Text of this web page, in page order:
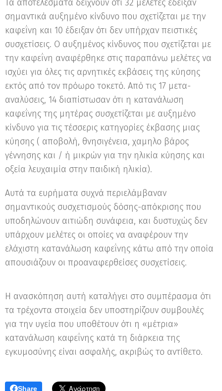
Τα αποτελέσματα δείχνουν ότι 32 μελέτες έδειξαν
σημαντικά αυξημένο κίνδυνο που σχετίζεται με την
καφεΐνη και 10 έδειξαν ότι δεν υπήρχαν πειστικές
συσχετίσεις. Ο αυξημένος κίνδυνος που σχετίζεται με
την καφεΐνη αναφέρθηκε στις παραπάνω μελέτες να
ισχύει για όλες τις αρνητικές εκβάσεις της κύησης
εκτός από τον πρόωρο τοκετό. Από τις 17 μετα-
αναλύσεις, 14 διαπίστωσαν ότι η κατανάλωση
καφεΐνης της μητέρας συσχετίζεται με αυξημένο
κίνδυνο για τις τέσσερις κατηγορίες έκβασης μιας
κύησης ( αποβολή, θνησιγένεια, χαμηλο βάρος
γέννησης και / ή μικρών για την ηλικία κύησης και
οξεία λευχαιμία στην παιδική ηλικία).
Αυτά τα ευρήματα συχνά περιελάμβαναν
σημαντικούς συσχετισμούς δόσης-απόκρισης που
υποδηλώνουν αιτιώδη συνάφεια, και δυστυχώς δεν
υπάρχουν μελέτες οι οποίες να αναφέρουν την
ελάχιστη κατανάλωση καφεΐνης κάτω από την οποία
απουσιάζουν οι προαναφερθείσες συσχετίσεις.
Η ανασκόπηση αυτή καταλήγει στο συμπέρασμα ότι
τα τρέχοντα στοιχεία δεν υποστηρίζουν συμβουλές
για την υγεία που υποθέτουν ότι η «μέτρια»
κατανάλωση καφεΐνης κατά τη διάρκεια της
εγκυμοσύνης είναι ασφαλής, ακριβώς το αντίθετο.
Share